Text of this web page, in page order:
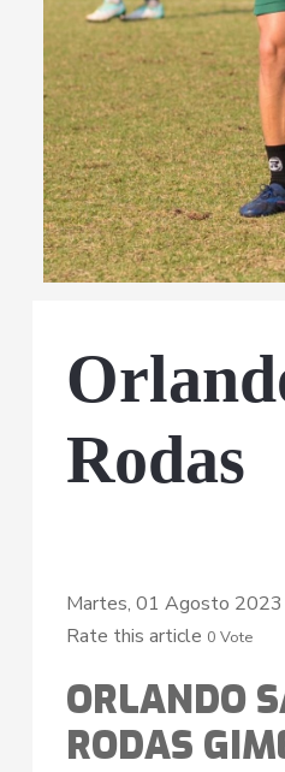
Rodas
Martes, 01 Agosto 2023
Rate this article 0 Vote
ORLANDO
RODAS